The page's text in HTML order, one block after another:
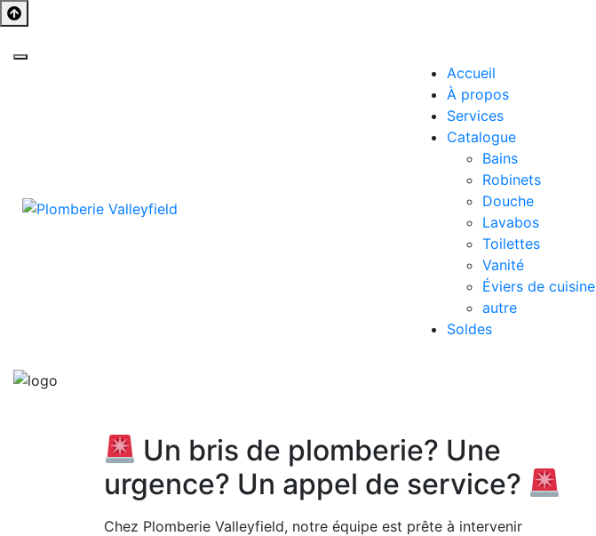
Accueil
À propos
Services
Catalogue
Bains
Robinets
Douche
Lavabos
Toilettes
Vanité
Éviers de cuisine
autre
Soldes
Précédent
Un bris de plomberie? Une
urgence? Un appel de service?
Chez Plomberie Valleyfield, notre équipe est prête à intervenir